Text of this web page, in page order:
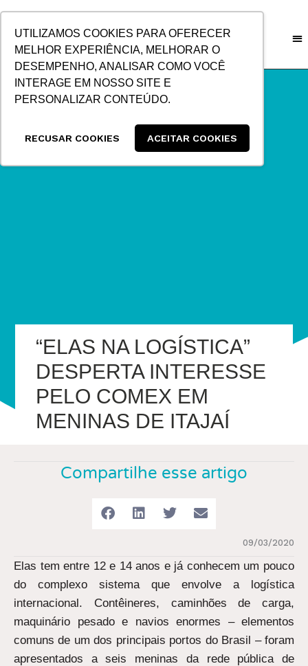
UTILIZAMOS COOKIES PARA OFERECER
MELHOR EXPERIÊNCIA, MELHORAR O
DESEMPENHO, ANALISAR COMO VOCÊ
INTERAGE EM NOSSO SITE E
PERSONALIZAR CONTEÚDO.
RECUSAR COOKIES ACEITAR COOKIES
CONTEÚDO
“ELAS NA LOGÍSTICA”
DESPERTA INTERESSE
PELO COMEX EM
MENINAS DE ITAJAÍ
Compartilhe esse artigo
09/03/2020
Elas tem entre 12 e 14 anos e já conhecem um pouco
do complexo sistema que envolve a logística
internacional. Contêineres, caminhões de carga,
maquinário pesado e navios enormes – elementos
comuns de um dos principais portos do Brasil – foram
apresentados a seis meninas da rede pública de